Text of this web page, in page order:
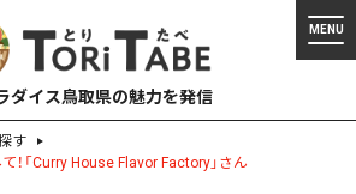
ダイス鳥取県の魅力を発信
す
！「Curry House Flavor Factory」さん